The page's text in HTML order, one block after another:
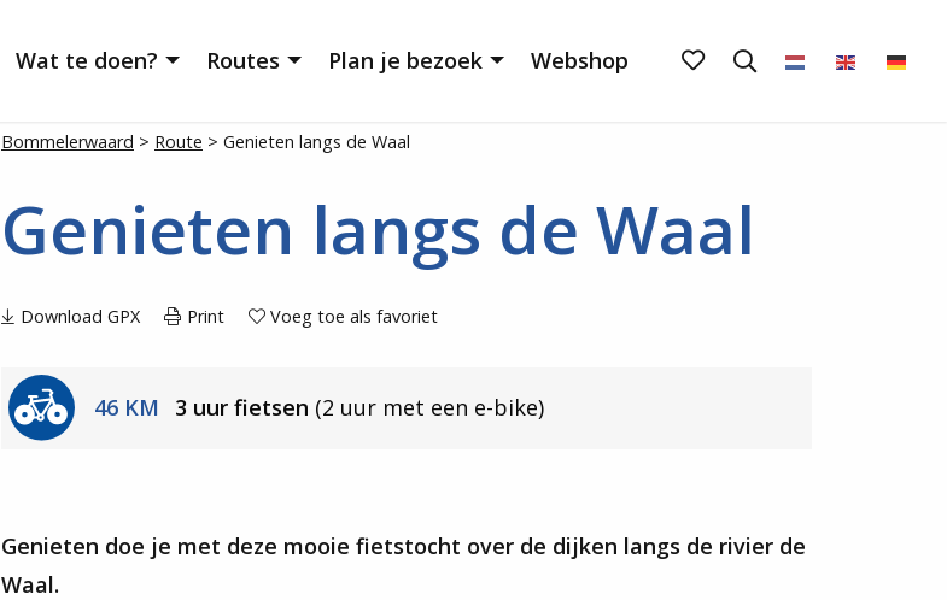
Wat te doen? Routes Plan je bezoek Webshop
Mijn
Open
het
Bommelerwaard > Route > Genieten langs de Waal
Genieten langs de Waal
Download GPX Print Voeg toe als favoriet
46 KM 3 uur fietsen (2 uur met een e-bike)
Genieten doe je met deze mooie fietstocht over de dijken langs de rivier de
Waal.